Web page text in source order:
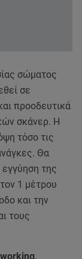
σώματος
σε
προοδευτικά
σκάνερ. Η
τόσο τις
Θα
εγγύηση της
1 μέτρου
και την
τους